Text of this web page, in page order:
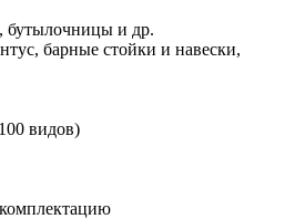
бутылочницы и др.
барные стойки и навески,
видов)
комплектацию